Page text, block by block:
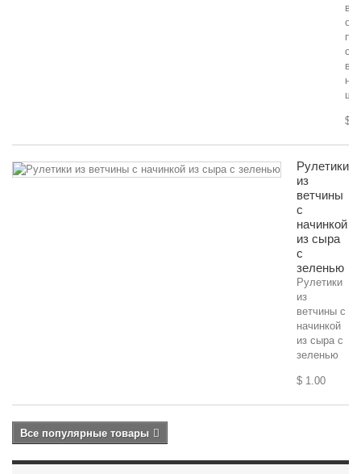
в
с
на
$
Рулетики
из
ветчины
с
начинкой
из сыра
с
зеленью
Рулетики
из
ветчины с
начинкой
из сыра с
зеленью
$ 1.00
Все популярные товары